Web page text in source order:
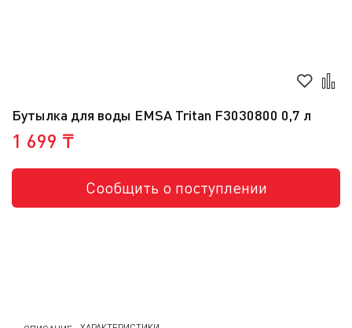
Бутылка для воды EMSA Tritan F3030800 0,7 л
1 699 ₸
Сообщить о поступлении